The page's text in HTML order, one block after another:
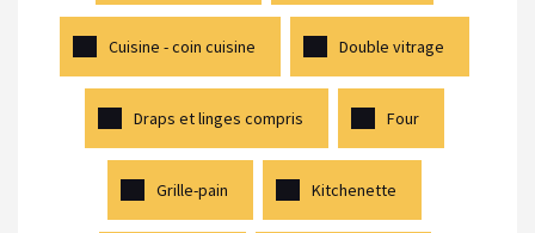
Cuisine - coin cuisine Double vitrage
Draps et linges compris Four
Grille-pain Kitchenette